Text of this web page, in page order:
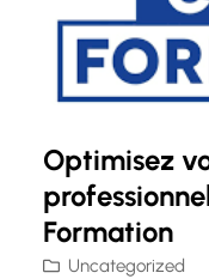
Optimisez
Formation
Uncategorized